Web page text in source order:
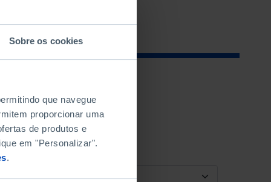
Sobre os cookies
que navegue
proporcionar uma
de produtos e
em "Personalizar".
.
ORDENAR POR